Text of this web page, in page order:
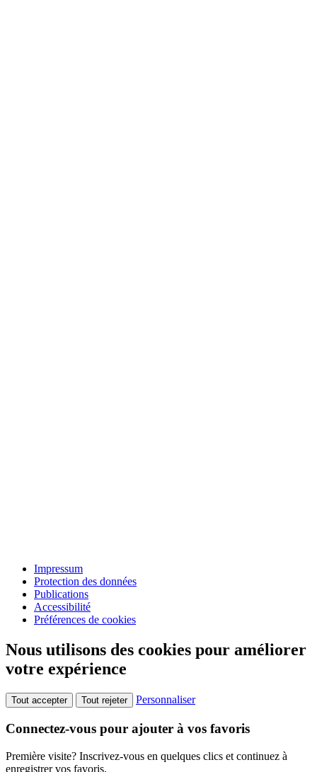
Impressum
Protection des données
Publications
Accessibilité
Préférences de cookies
Nous utilisons des cookies pour améliorer
votre expérience
Tout accepter Tout rejeter Personnaliser
Connectez-vous pour ajouter à vos favoris
Première visite? Inscrivez-vous en quelques clics et continuez à
enregistrer vos favoris.